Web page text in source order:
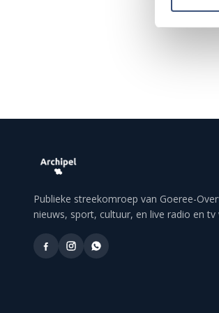
Publieke streekomroep van Goeree-
nieuws, sport, cultuur, en live radio en tv